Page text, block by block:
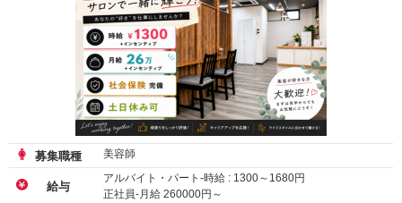
募集職種 美容師
給与
アルバイト・パート-時給 : 1300～ 1680円
正社員-月給 260000円～